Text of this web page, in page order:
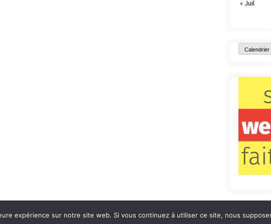
« Juil
Calendrier
Contact Qui
expérience sur notre site web. Si vous continuez à utiliser ce site, nous